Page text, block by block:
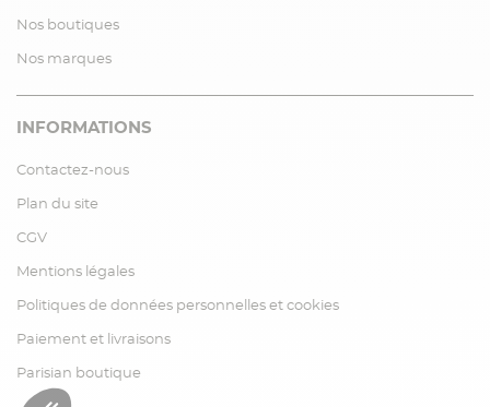
Nos boutiques
Nos marques
INFORMATIONS
Contactez-nous
Plan du site
CGV
Mentions légales
Politiques de données personnelles et cookies
Paiement et livraisons
Parisian boutique